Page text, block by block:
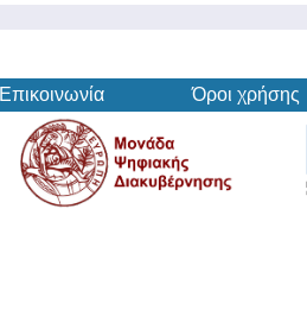
Επικοινωνία Όροι χρήσης